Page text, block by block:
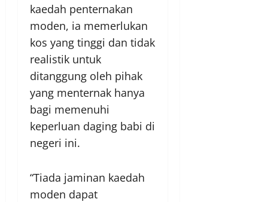
kaedah penternakan
moden, ia memerlukan
kos yang tinggi dan tidak
realistik untuk
ditanggung oleh pihak
yang menternak hanya
bagi memenuhi
keperluan daging babi di
negeri ini.
“Tiada jaminan kaedah
moden dapat